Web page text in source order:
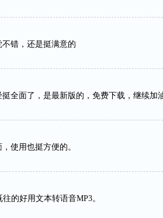
错，还是挺满意的
全面了，是最新版的，免费下载，继续加
使用也挺方便的。
的好用文本转语音MP3。